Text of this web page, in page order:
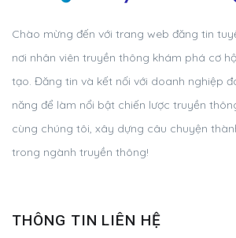
Chào mừng đến với trang web đăng tin
nơi nhân viên truyền thông khám phá cơ
tạo. Đăng tin và kết nối với doanh nghiệp
năng để làm nổi bật chiến lược truyền
cùng chúng tôi, xây dựng câu chuyện
trong ngành truyền thông!
THÔNG TIN LIÊN HỆ